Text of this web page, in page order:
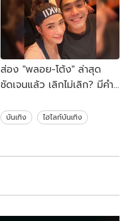
ส่อง "พลอย-โต้ง" ล่าสุด
ชัดเจนแล้ว เลิกไม่เลิก? มีคำ
บันเทิง
ไฮไลท์บันเทิง